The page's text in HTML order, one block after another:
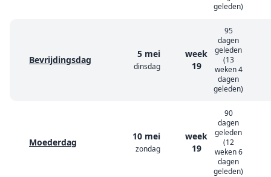
geleden)
Bevrijdingsdag
5 mei
dinsdag
week
19
95
dagen
geleden
(13
weken 4
dagen
geleden)
Moederdag
10 mei
zondag
week
19
90
dagen
geleden
(12
weken 6
dagen
geleden)